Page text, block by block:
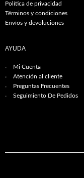
Política de privacidad
Términos y condiciones
Envíos y devoluciones
AYUDA
Mi Cuenta
Atención al cliente
Preguntas Frecuentes
Seguimiento De Pedidos